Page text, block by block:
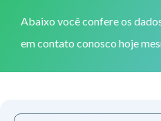
Abaixo você confere os
em contato conosco hoje